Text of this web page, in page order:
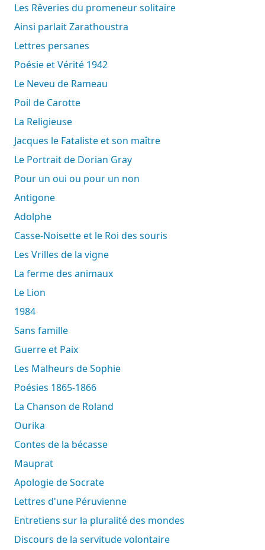
Les Rêveries du promeneur solitaire
Ainsi parlait Zarathoustra
Lettres persanes
Poésie et Vérité 1942
Le Neveu de Rameau
Poil de Carotte
La Religieuse
Jacques le Fataliste et son maître
Le Portrait de Dorian Gray
Pour un oui ou pour un non
Antigone
Adolphe
Casse-Noisette et le Roi des souris
Les Vrilles de la vigne
La ferme des animaux
Le Lion
1984
Sans famille
Guerre et Paix
Les Malheurs de Sophie
Poésies 1865-1866
La Chanson de Roland
Ourika
Contes de la bécasse
Mauprat
Apologie de Socrate
Lettres d'une Péruvienne
Entretiens sur la pluralité des mondes
Discours de la servitude volontaire